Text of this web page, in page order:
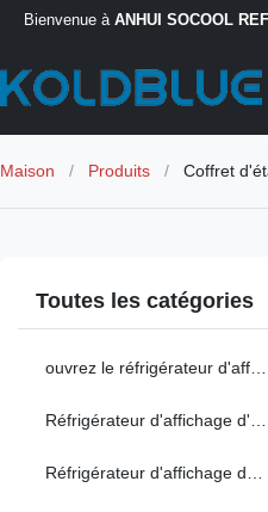
Bienvenue à ANHUI SOCOOL
Maison / Produits / Coffret
Toutes les catégories